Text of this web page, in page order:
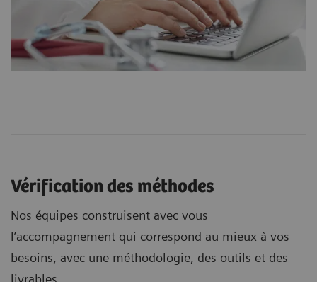
Vérification des méthodes
Nos équipes construisent avec vous
l’accompagnement qui correspond au mieux à vos
besoins, avec une méthodologie, des outils et des